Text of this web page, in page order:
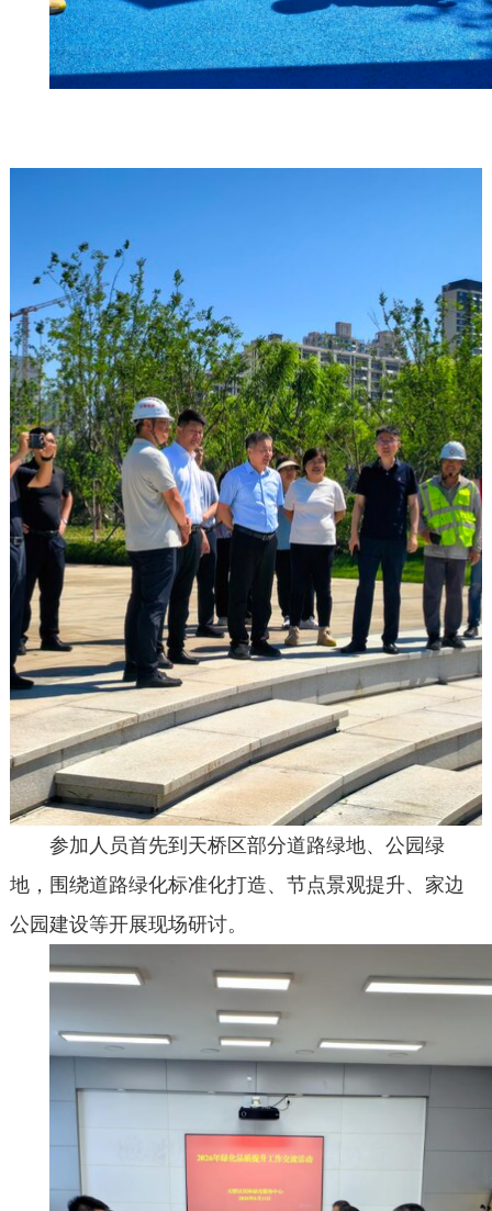
参加人员首先到天桥区部分道路绿地、公园绿
地，围绕道路绿化标准化打造、节点景观提升、家边
公园建设等开展现场研讨。